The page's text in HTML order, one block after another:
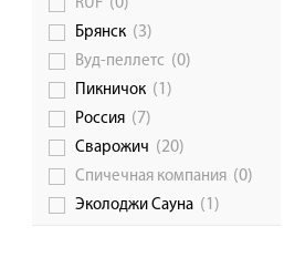
RUF
Брянск (3)
Вуд-пеллетс (0)
Пикничок (1)
Россия (7)
Сварожич (20)
Спичечная компания (0)
Эколоджи Сауна (1)